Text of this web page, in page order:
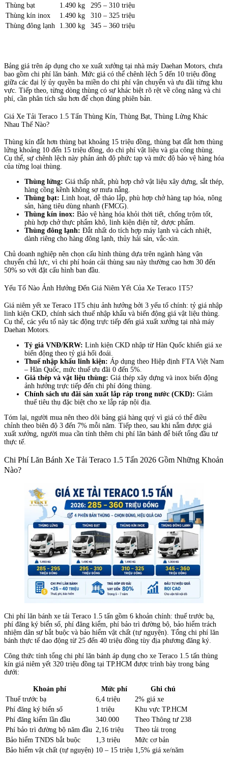
Thùng bạt
1.490 kg
295 – 310 triệu
Thùng kín inox
1.490 kg
310 – 325 triệu
Thùng đông lạnh
1.300 kg 345 – 360 triệu
Bảng giá trên áp dụng cho xe xuất xưởng tại nhà máy Daehan Motors, chưa
bao gồm chi phí lăn bánh. Mức giá có thể chênh lệch 5 đến 10 triệu đồng
giữa các đại lý ủy quyền ba miền do chi phí vận chuyển và ưu đãi từng khu
vực. Tiếp theo, từng dòng thùng có sự khác biệt rõ rệt về công năng và chi
phí, cần phân tích sâu hơn để chọn đúng phiên bản.
Giá Xe Tải Teraco 1.5 Tấn Thùng Kín, Thùng Bạt, Thùng Lửng Khác
Nhau Thế Nào?
Thùng kín đắt hơn thùng bạt khoảng 15 triệu đồng, thùng bạt đắt hơn thùng
lửng khoảng 10 đến 15 triệu đồng, do chi phí vật liệu và gia công thùng.
Cụ thể, sự chênh lệch này phản ánh độ phức tạp và mức độ bảo vệ hàng hóa
của từng loại thùng.
Thùng lửng: Giá thấp nhất, phù hợp chở vật liệu xây dựng, sắt thép,
hàng cồng kềnh không sợ mưa nắng.
Thùng bạt: Linh hoạt, dễ tháo lắp, phù hợp chở hàng tạp hóa, nông
sản, hàng tiêu dùng nhanh (FMCG).
Thùng kín inox: Bảo vệ hàng hóa khỏi thời tiết, chống trộm tốt,
phù hợp chở thực phẩm khô, linh kiện điện tử, dược phẩm.
Thùng đông lạnh: Đắt nhất do tích hợp máy lạnh và cách nhiệt,
dành riêng cho hàng đông lạnh, thủy hải sản, vắc-xin.
Chủ doanh nghiệp nên chọn cấu hình thùng dựa trên ngành hàng vận
chuyển chủ lực, vì chi phí hoán cải thùng sau này thường cao hơn 30 đến
50% so với đặt cấu hình ban đầu.
Yếu Tố Nào Ảnh Hưởng Đến Giá Niêm Yết Của Xe Teraco 1T5?
Giá niêm yết xe Teraco 1T5 chịu ảnh hưởng bởi 3 yếu tố chính: tỷ giá nhập
linh kiện CKD, chính sách thuế nhập khẩu và biến động giá vật liệu thùng.
Cụ thể, các yếu tố này tác động trực tiếp đến giá xuất xưởng tại nhà máy
Daehan Motors.
Tỷ giá VNĐ/KRW: Linh kiện CKD nhập từ Hàn Quốc khiến giá xe
biến động theo tỷ giá hối đoái.
Thuế nhập khẩu linh kiện: Áp dụng theo Hiệp định FTA Việt Nam
– Hàn Quốc, mức thuế ưu đãi 0 đến 5%.
Giá thép và vật liệu thùng: Giá thép xây dựng và inox biến động
ảnh hưởng trực tiếp đến chi phí đóng thùng.
Chính sách ưu đãi sản xuất lắp ráp trong nước (CKD): Giảm
thuế tiêu thụ đặc biệt cho xe lắp ráp nội địa.
Tóm lại, người mua nên theo dõi bảng giá hàng quý vì giá có thể điều
chỉnh theo biên độ 3 đến 7% mỗi năm. Tiếp theo, sau khi nắm được giá
xuất xưởng, người mua cần tính thêm chi phí lăn bánh để biết tổng đầu tư
thực tế.
Chi Phí Lăn Bánh Xe Tải Teraco 1.5 Tấn 2026 Gồm Những Khoản
Nào?
Chi phí lăn bánh xe tải Teraco 1.5 tấn gồm 6 khoản chính: thuế trước bạ,
phí đăng ký biển số, phí đăng kiểm, phí bảo trì đường bộ, bảo hiểm trách
nhiệm dân sự bắt buộc và bảo hiểm vật chất (tự nguyện). Tổng chi phí lăn
bánh thực tế dao động từ 25 đến 40 triệu đồng tùy địa phương đăng ký.
Công thức tính tổng chi phí lăn bánh áp dụng cho xe Teraco 1.5 tấn thùng
kín giá niêm yết 320 triệu đồng tại TP.HCM được trình bày trong bảng
dưới:
Khoản phí Mức phí
Ghi chú
Thuế trước bạ
6,4 triệu
2% giá xe
Phí đăng ký biển số
1 triệu
Khu vực TP.HCM
Phí đăng kiểm lần đầu
340.000
Theo Thông tư 238
Phí bảo trì đường bộ năm đầu 2,16 triệu
Theo tải trọng
Bảo hiểm TNDS bắt buộc
1,3 triệu
Mức cơ bản
Bảo hiểm vật chất (tự nguyện) 10 – 15 triệu 1,5% giá xe/năm